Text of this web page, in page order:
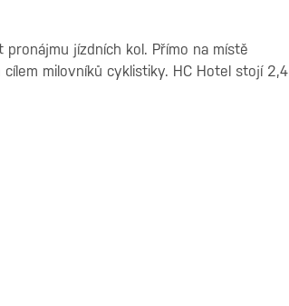
jízdních kol. Přímo na místě
milovníků cyklistiky. HC Hotel stojí 2,4